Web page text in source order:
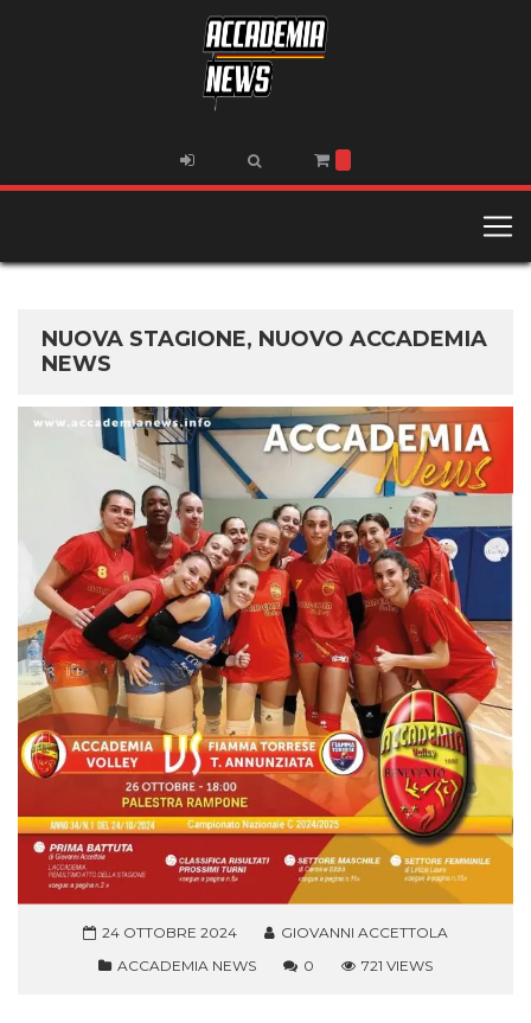
NUOVA STAGIONE, NUOVO ACCADEMIA
NEWS
24 OTTOBRE 2024
GIOVANNI ACCETTOLA
ACCADEMIA NEWS
0 721 VIEWS